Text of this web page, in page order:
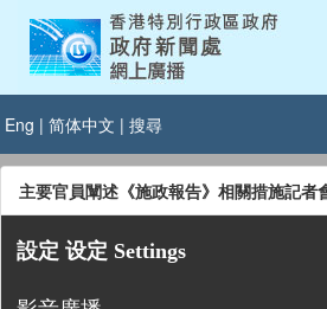
Eng | 简体中文 | 搜尋
主要官員闡述《施政報告》相關措施記者